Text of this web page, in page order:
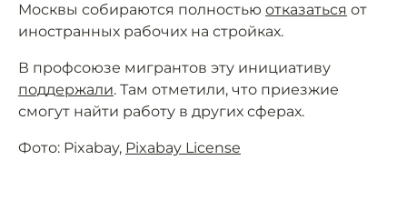
Москвы собираются полностью отказаться от
иностранных рабочих на стройках.
В профсоюзе мигрантов эту инициативу
поддержали. Там отметили, что приезжие
смогут найти работу в других сферах.
Фото: Pixabay, Pixabay License